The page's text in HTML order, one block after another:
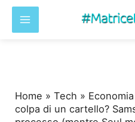
Home »Tech » Economia
colpa di un cartello?